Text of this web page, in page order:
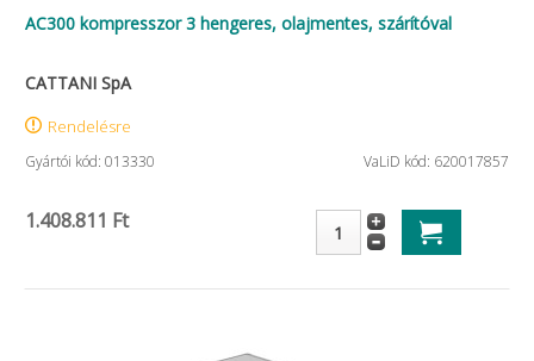
AC300 kompresszor 3 hengeres, olajmentes, szárítóval
CATTANI SpA
Rendelésre
Gyártói kód: 013330 VaLiD kód: 620017857
1.408.811 Ft